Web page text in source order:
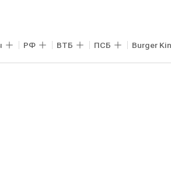
РФ ВТБ ПСБ Burger